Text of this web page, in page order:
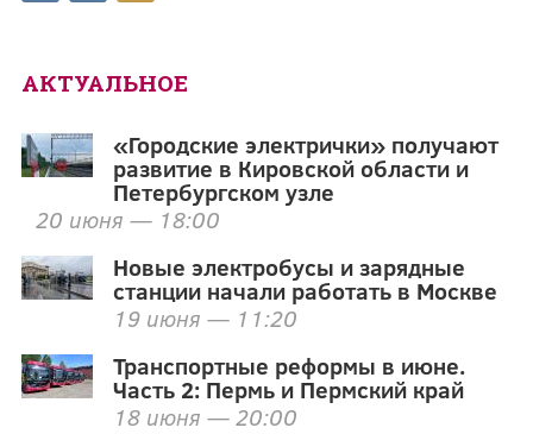
АКТУАЛЬНОЕ
«Городские электрички» получают
развитие в Кировской области и
Петербургском узле
20 июня — 18:00
Новые электробусы и зарядные
станции начали работать в Москве
19 июня — 11:20
Транспортные реформы в июне.
Часть 2: Пермь и Пермский край
18 июня — 20:00